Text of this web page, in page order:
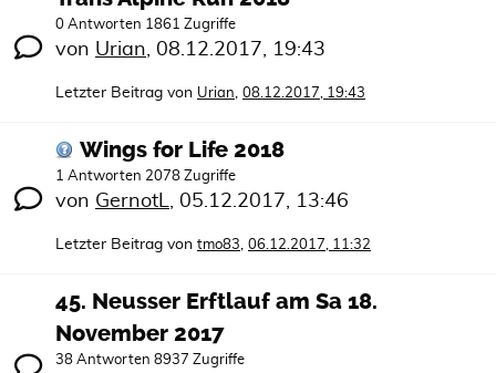
0 Antworten 1861 Zugriffe
von Urian 08.12.2017, 19:43
Letzter Beitrag von Urian 08.12.2017, 19:43
Wings for Life 2018
1 Antworten 2078 Zugriffe
von GernotL 05.12.2017, 13:46
Letzter Beitrag von tmo83 06.12.2017, 11:32
45. Neusser Erftlauf am Sa 18.
November 2017
38 Antworten 8937 Zugriffe